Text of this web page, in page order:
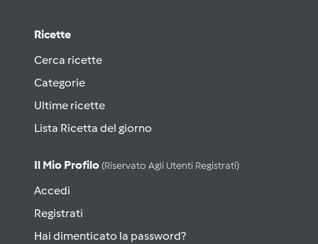
Ricette
Cerca ricette
Categorie
Ultime ricette
Lista Ricetta del giorno
Il Mio Profilo (riservato Agli Utenti Registrati)
Accedi
Registrati
Hai dimenticato la password?